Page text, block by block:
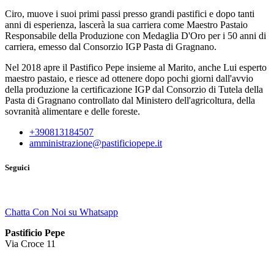
Ciro, muove i suoi primi passi presso grandi pastifici e dopo tanti
anni di esperienza, lascerà la sua carriera come Maestro Pastaio
Responsabile della Produzione con Medaglia D'Oro per i 50 anni di
carriera, emesso dal Consorzio IGP Pasta di Gragnano.
Nel 2018 apre il Pastifico Pepe insieme al Marito, anche Lui esperto
maestro pastaio, e riesce ad ottenere dopo pochi giorni dall'avvio
della produzione la certificazione IGP dal Consorzio di Tutela della
Pasta di Gragnano controllato dal Ministero dell'agricoltura, della
sovranità alimentare e delle foreste.
+390813184507
amministrazione@pastificiopepe.it
Seguici
Chatta Con Noi su Whatsapp
Pastificio Pepe
Via Croce 11